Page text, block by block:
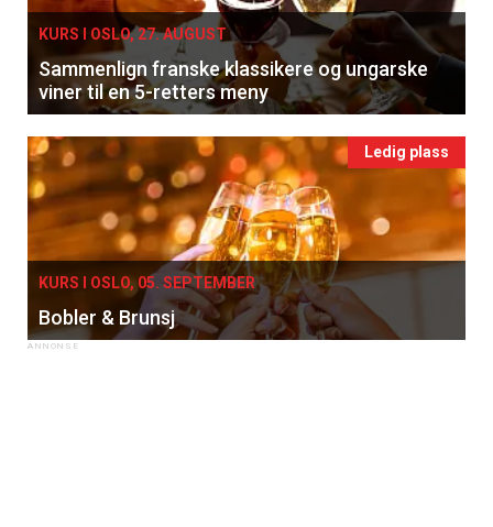
KURS I OSLO, 27. AUGUST
Sammenlign franske klassikere og ungarske
viner til en 5-retters meny
Ledig plass
KURS I OSLO, 05. SEPTEMBER
Bobler & Brunsj